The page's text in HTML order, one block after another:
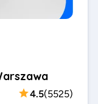
4.5(5525)